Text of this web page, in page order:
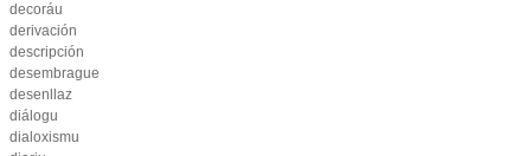
decoráu
derivación
descripción
desembrague
desenllaz
diálogu
dialoxismu